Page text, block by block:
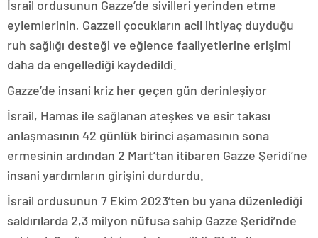
İsrail ordusunun Gazze’de sivilleri yerinden etme
eylemlerinin, Gazzeli çocukların acil ihtiyaç duyduğu
ruh sağlığı desteği ve eğlence faaliyetlerine erişimi
daha da engellediği kaydedildi.
Gazze’de insani kriz her geçen gün derinleşiyor
İsrail, Hamas ile sağlanan ateşkes ve esir takası
anlaşmasının 42 günlük birinci aşamasının sona
ermesinin ardından 2 Mart’tan itibaren Gazze Şeridi’ne
insani yardımların girişini durdurdu.
İsrail ordusunun 7 Ekim 2023’ten bu yana düzenlediği
saldırılarda 2,3 milyon nüfusa sahip Gazze Şeridi’nde